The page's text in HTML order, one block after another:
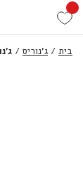
בית / ג'נוריס /